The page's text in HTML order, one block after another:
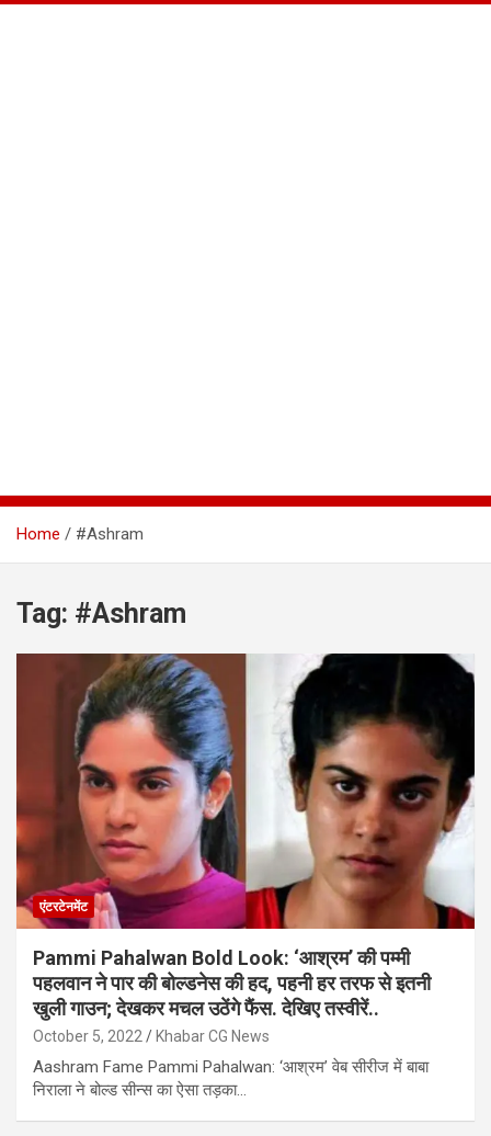
Home #Ashram
Tag: #Ashram
एंटरटेनमेंट
Pammi Pahalwan Bold Look: ‘आश्रम’ की पम्मी
पहलवान ने पार की बोल्डनेस की हद, पहनी हर तरफ से इतनी
खुली गाउन; देखकर मचल उठेंगे फैंस. देखिए तस्वीरें..
October 5, 2022 Khabar CG News
Aashram Fame Pammi Pahalwan: ‘आश्रम’ वेब सीरीज में बाबा
निराला ने बोल्ड सीन्स का ऐसा तड़का…